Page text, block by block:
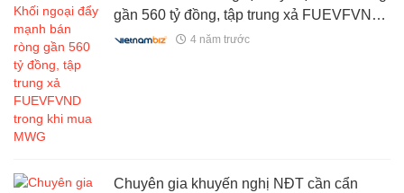
gần 560 tỷ đồng, tập trung xả FUEVFVND
trong khi mua MWG
4 năm trước
Chuyên gia khuyến nghị NĐT cần cẩn